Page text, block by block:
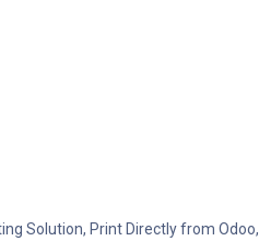
Solution, Print Directly from Odoo,